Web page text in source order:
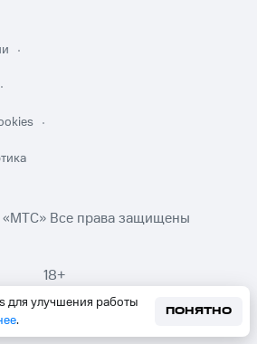
для улучшения работы
.
ПОНЯТНО
Все права защищены
18+